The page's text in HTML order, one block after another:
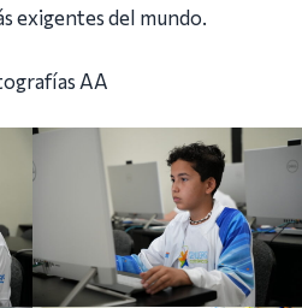
exigentes del mundo.
AA